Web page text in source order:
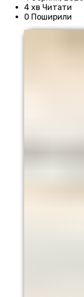
4 хв Читати
0 Поширили